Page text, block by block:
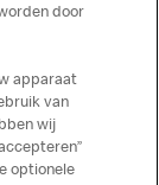
Voor
kijk
App.
door
apparaat
van
wij
optionele